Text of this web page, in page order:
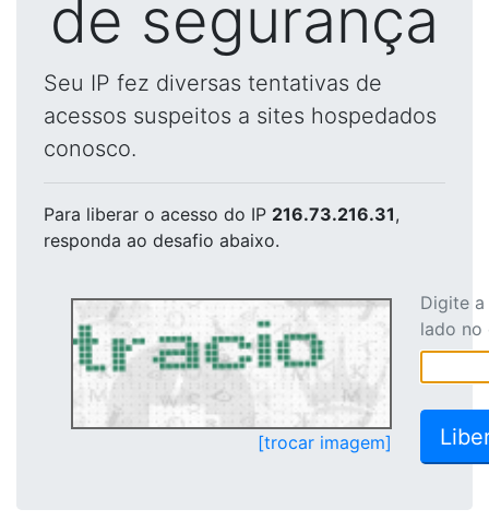
de segurança
Seu IP fez diversas tentativas de
acessos suspeitos a sites hospedados
conosco.
Para liberar o acesso do IP 216.73.216.31,
responda ao desafio abaixo.
[trocar imagem]
Digite
lado no